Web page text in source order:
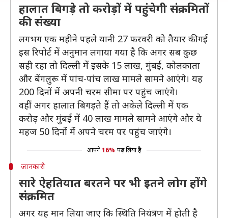
हालात बिगड़े तो करोड़ों में पहुंचेगी संक्रमितों
की संख्या
लगभग एक महीने पहले यानी 27 फरवरी को तैयार की गई
इस रिपोर्ट में अनुमान लगाया गया है कि अगर सब कुछ
सही रहा तो दिल्ली में इसके 15 लाख, मुंबई, कोलकाता
और बेंगलुरू में पांच-पांच लाख मामले सामने आएंगे। यह
200 दिनों में अपनी चरम सीमा पर पहुंच जाएंगे।
वहीं अगर हालात बिगड़ते हैं तो अकेले दिल्ली में एक
करोड़ और मुंबई में 40 लाख मामले सामने आएंगे और ये
महज 50 दिनों में अपने चरम पर पहुंच जाएंगे।
आपने 16% पढ़ लिया है
जानकारी
सारे ऐहतियात बरतने पर भी इतने लोग होंगे
संक्रमित
अगर यह मान लिया जाए कि स्थिति नियंत्रण में होती है